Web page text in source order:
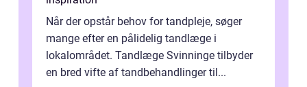
Når der opstår behov for tandpleje, søger
mange efter en pålidelig tandlæge i
lokalområdet. Tandlæge Svinninge tilbyder
en bred vifte af tandbehandlinger til...